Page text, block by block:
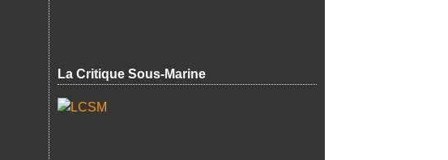
La Critique Sous-Marine